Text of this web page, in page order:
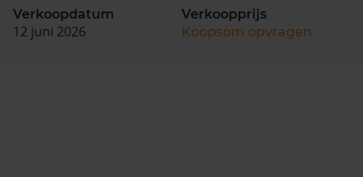
Verkoopdatum
12 juni 2026
Verkoopprijs
Koopsom opvragen